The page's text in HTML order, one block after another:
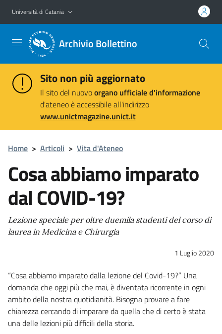
Vai al contenuto principale
Vai al menu di navigazione
Università di Catania
Archivio Bollettino
Sito non più aggiornato
Il sito del nuovoorgano ufficiale d'informazione
d'ateneo è accessibile all'indirizzo
www.unictmagazine.unict.it
Home > Articoli > Vita d'Ateneo
Cosa abbiamo imparato
dal COVID-19?
Lezione speciale per oltre duemila studenti del corso di
laurea in Medicina e Chirurgia
1 Luglio 2020
“Cosa abbiamo imparato dalla lezione del Covid-19?” Una
domanda che oggi più che mai, è diventata ricorrente in ogni
ambito della nostra quotidianità. Bisogna provare a fare
chiarezza cercando di imparare da quella che di certo è stata
una delle lezioni più difficili della storia.